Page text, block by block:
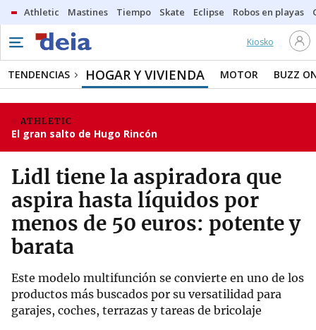
Athletic Mastines Tiempo Skate Eclipse Robos en playas
Kiosko
TENDENCIAS HOGAR Y VIVIENDA MOTOR BUZZ
ATHLETIC
El gran salto de Hugo Rincón
Lidl tiene la aspiradora que
aspira hasta líquidos por
menos de 50 euros: potente y
barata
Este modelo multifunción se convierte en uno de los
productos más buscados por su versatilidad para
garajes, coches, terrazas y tareas de bricolaje